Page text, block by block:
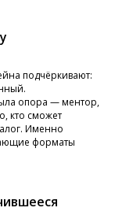
подчёркивают:
опора — ментор,
кто сможет
Именно
форматы